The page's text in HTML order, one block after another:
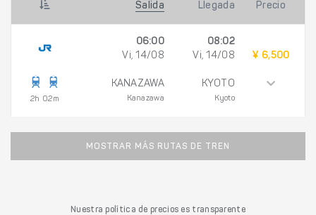
Salida Llegada Precio
2h 02m
06:00
Vi, 14/08
KANAZAWA
Kanazawa
08:02
Vi, 14/08
KYOTO
Kyoto
¥ 6,500
MOSTRAR MÁS RUTAS DE TREN
Nuestra política de precios es transparente